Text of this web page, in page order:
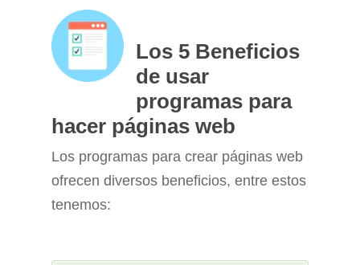
Los 5 Beneficios
de usar
programas para
hacer páginas web
Los programas para crear páginas web
ofrecen diversos beneficios, entre estos
tenemos: